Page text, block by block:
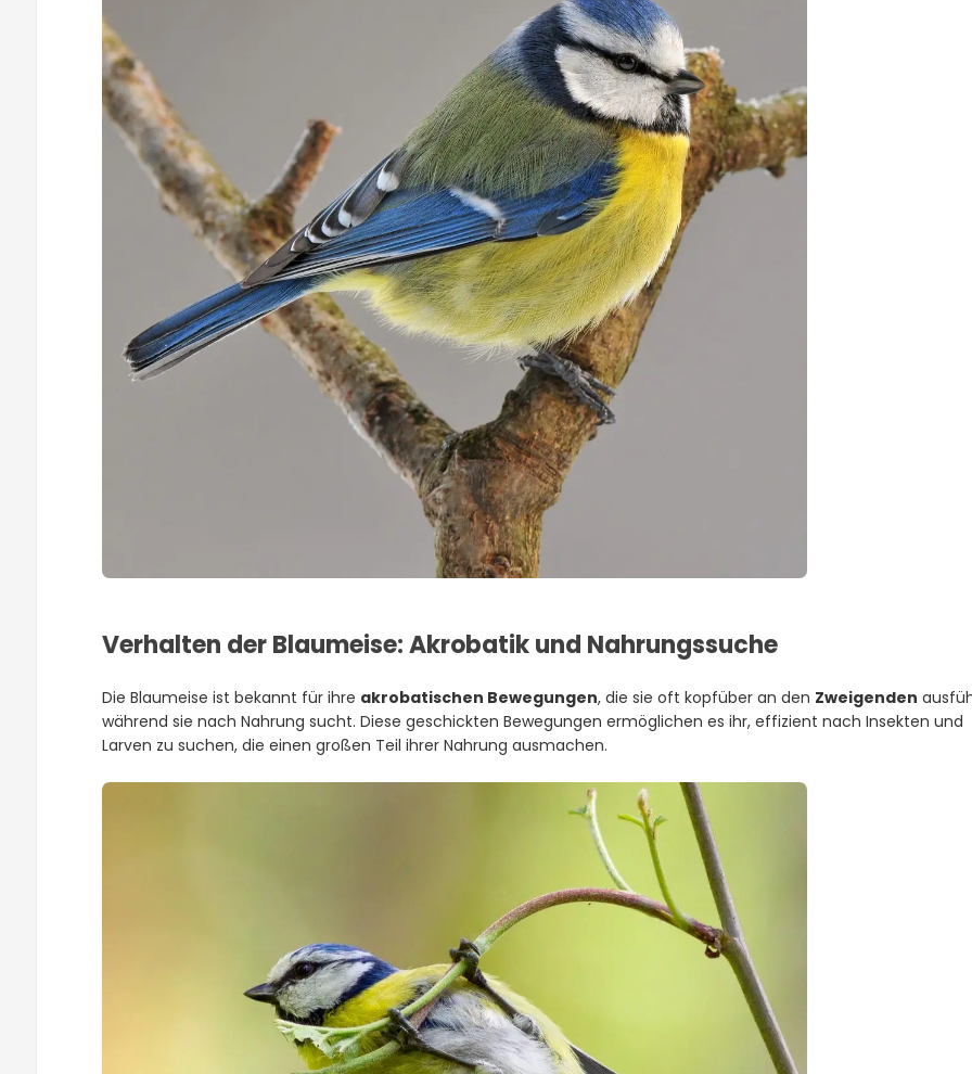
Verhalten der Blaumeise: Akrobatik und Nahrungssuche
Die Blaumeise ist bekannt für ihre akrobatischen Bewegungen, die sie oft kopfüber an den Zweigenden
während sie nach Nahrung sucht. Diese geschickten Bewegungen ermöglichen es ihr, effizient nach Insekten und
Larven zu suchen, die einen großen Teil ihrer Nahrung ausmachen.